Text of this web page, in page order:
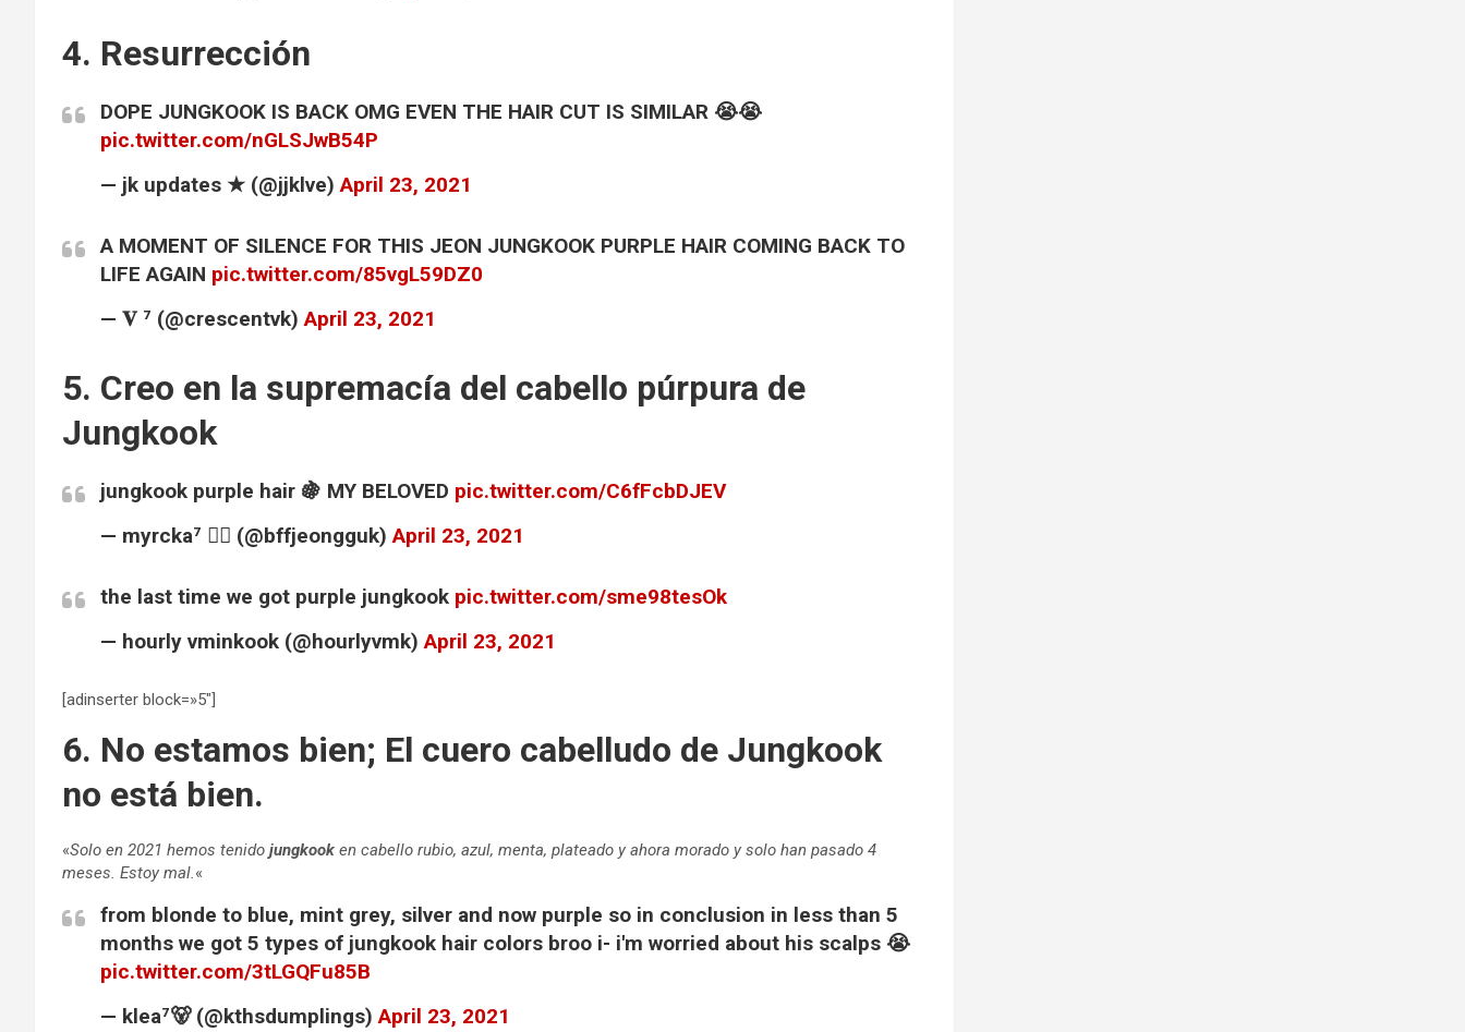
4. Resurrección
DOPE JUNGKOOK IS BACK OMG EVEN THE HAIR CUT IS SIMILAR 😭😭
pic.twitter.com/nGLSJwB54P
— jk updates ★ (@jjklve)April 23, 2021
A MOMENT OF SILENCE FOR THIS JEON JUNGKOOK PURPLE HAIR COMING BACK TO
LIFE AGAIN pic.twitter.com/85vgL59DZ0
— 𝐕 ⁷ (@crescentvk)April 23, 2021
5. Creo en la supremacía del cabello púrpura de
Jungkook
jungkook purple hair 🍇 MY BELOVED pic.twitter.com/C6fFcbDJEV
— myrcka⁷ 🧚‍♂️ (@bffjeongguk)April 23, 2021
the last time we got purple jungkook pic.twitter.com/sme98tesOk
— hourly vminkook (@hourlyvmk)April 23, 2021
[adinserter block=»5″]
6. No estamos bien; El cuero cabelludo de Jungkook
no está bien.
«Solo en 2021 hemos tenido jungkook en cabello rubio, azul, menta, plateado y ahora morado y solo han pasado 4
meses. Estoy mal.«
from blonde to blue, mint grey, silver and now purple so in conclusion in less than 5
months we got 5 types of jungkook hair colors broo i- i'm worried about his scalps 😭
pic.twitter.com/3tLGQFu85B
— klea⁷🐻 (@kthsdumplings)April 23, 2021